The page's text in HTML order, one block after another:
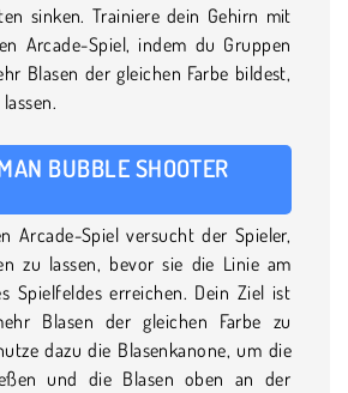
sinken. Trainiere dein Gehirn mit
Arcade-Spiel, indem du Gruppen
Blasen der gleichen Farbe bildest,
BUBBLE SHOOTER
Arcade-Spiel versucht der Spieler,
zu lassen, bevor sie die Linie am
Spielfeldes erreichen. Dein Ziel ist
Blasen der gleichen Farbe zu
dazu die Blasenkanone, um die
und die Blasen oben an der